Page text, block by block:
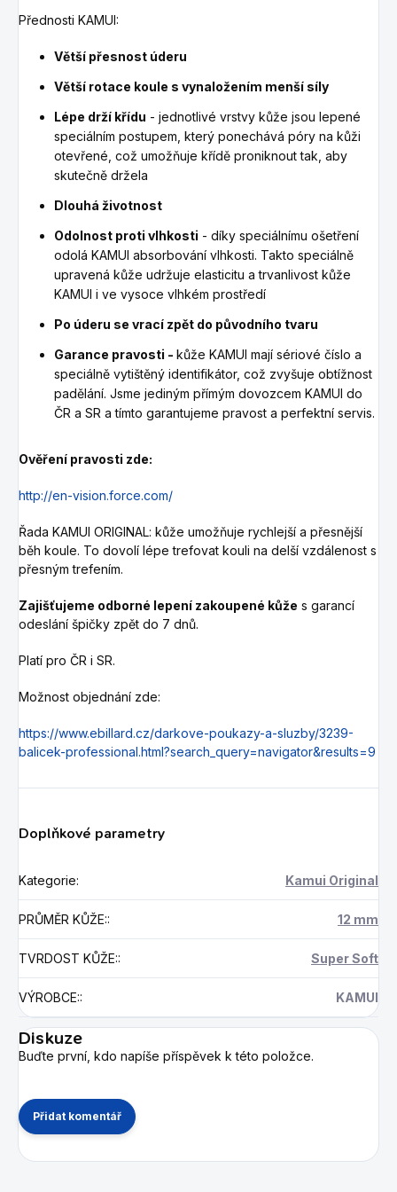
Přednosti KAMUI:
Větší přesnost úderu
Větší rotace koule s vynaložením menší síly
Lépe drží křídu - jednotlivé vrstvy kůže jsou lepené
speciálním postupem, který ponechává póry na kůži
otevřené, což umožňuje křídě proniknout tak, aby
skutečně držela
Dlouhá životnost
Odolnost proti vlhkosti - díky speciálnímu ošetření
odolá KAMUI absorbování vlhkosti. Takto speciálně
upravená kůže udržuje elasticitu a trvanlivost kůže
KAMUI i ve vysoce vlhkém prostředí
Po úderu se vrací zpět do původního tvaru
Garance pravosti - kůže KAMUI mají sériové číslo a
speciálně vytištěný identifikátor, což zvyšuje obtížnost
padělání. Jsme jediným přímým dovozcem KAMUI do
ČR a SR a tímto garantujeme pravost a perfektní servis.
Ověření pravosti zde:
http://en-vision.force.com/
Řada KAMUI ORIGINAL: kůže umožňuje rychlejší a přesnější
běh koule. To dovolí lépe trefovat kouli na delší vzdálenost s
přesným trefením.
Zajišťujeme odborné lepení zakoupené kůže s garancí
odeslání špičky zpět do 7 dnů.
Platí pro ČR i SR.
Možnost objednání zde:
https://www.ebillard.cz/darkove-poukazy-a-sluzby/3239-
balicek-professional.html?search_query=navigator&results=9
Doplňkové parametry
Kategorie: Kamui Original
PRŮMĚR KŮŽE:: 12 mm
TVRDOST KŮŽE:: Super Soft
VÝROBCE:: KAMUI
Diskuze
Buďte první, kdo napíše příspěvek k této položce.
Přidat komentář